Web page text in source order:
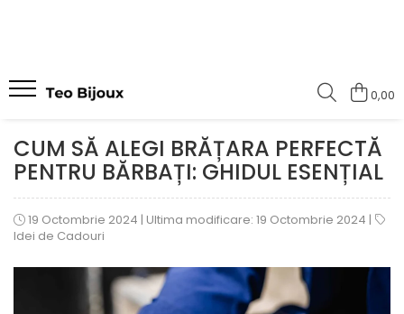
Bratari aur barbati
Bratari aur cuplu
Bratari cu bilute de aur
Brățări cu perle
0,00
CUM SĂ ALEGI BRĂȚARA PERFECTĂ
PENTRU BĂRBAȚI: GHIDUL ESENȚIAL
19 Octombrie 2024 | Ultima modificare: 19 Octombrie 2024 |
Idei de Cadouri